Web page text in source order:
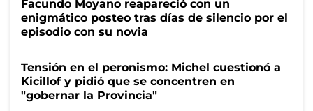
Facundo Moyano reapareció con un
enigmático posteo tras días de silencio por el
episodio con su novia
Tensión en el peronismo: Michel cuestionó a
Kicillof y pidió que se concentren en
"gobernar la Provincia"